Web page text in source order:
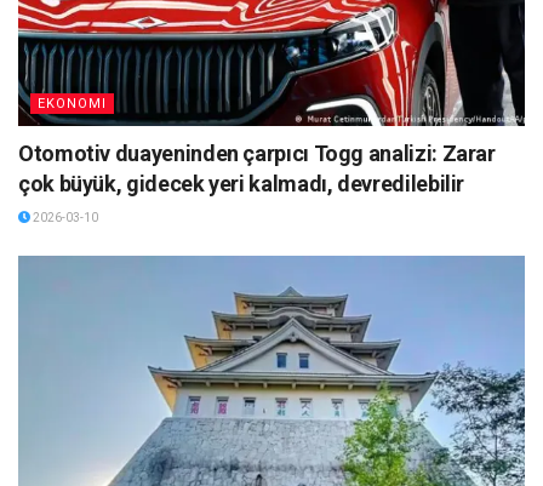
EKONOMI
Otomotiv duayeninden çarpıcı Togg analizi: Zarar
çok büyük, gidecek yeri kalmadı, devredilebilir
2026-03-10